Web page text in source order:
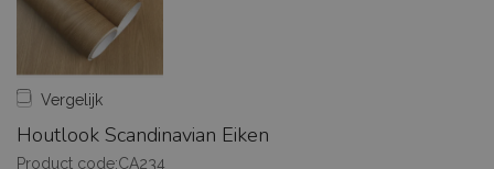
Vergelijk
Houtlook Scandinavian Eiken
Product code:CA234